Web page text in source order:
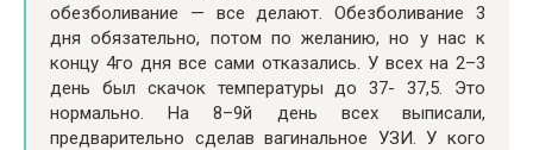
обезболивание — все делают. Обезболивание 3
дня обязательно, потом по желанию, но у нас к
концу 4го дня все сами отказались. У всех на 2–3
день был скачок температуры до 37- 37,5. Это
нормально. На 8–9й день всех выписали,
предварительно сделав вагинальное УЗИ. У кого